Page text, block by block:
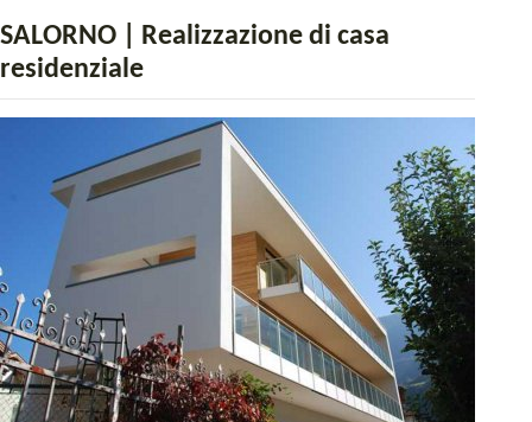
SALORNO | Realizzazione di casa
residenziale